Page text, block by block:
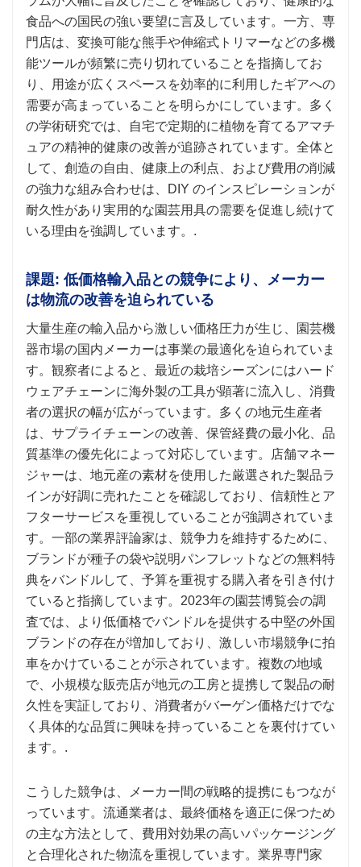
食品への国民の強い要望に言及しています。一方、専
門店は、変換可能な熊手や伸縮式トリマーなどの多機
能ツールが頻繁に売り切れていることを指摘してお
り、用途が広くスペースを効率的に利用したギアへの
需要が高まっていることを明らかにしています。多く
の学術研究では、自宅で定期的に植物を育てるアマチ
ュアの精神的健康の改善が追跡されています。全体と
して、創造の自由、健康上の利点、および費用の削減
の強力な組み合わせは、DIY のインスピレーションが
耐久性があり実用的な園芸用具の需要を促進し続けて
いる理由を強調しています。.
課題: 低価格輸入品との競争により、メーカー
は物流の改善を迫られている
大量生産の輸入品から激しい価格圧力が生じ、園芸機
器市場の国内メーカーは事業の最適化を迫られていま
す。観察者によると、最近の栽培シーズンにはハード
ウェアチェーンに海外製の工具が顕著に流入し、消費
者の選択の幅が広がっています。多くの地元生産者
は、サプライチェーンの改善、保管経費の最小化、品
質基準の優先化によって対応しています。店舗マネー
ジャーは、地元産の素材を使用した厳選された製品ラ
インが好調に売れたことを確認しており、信頼性とア
フターサービスを重視していることが強調されていま
す。一部の業界評論家は、競争力を維持するために、
ブランドが種子の袋や説明パンフレットなどの無料特
典をバンドルして、予算を重視する購入者を引き付け
ていると指摘しています。2023年の園芸博覧会の調
査では、より低価格でバンドルを提供する中堅の外国
ブランドの存在が増加しており、激しい市場競争に拍
車をかけていることが示されています。複数の地域
で、小規模な販売店が地元の工房と提携して製品の耐
久性を実証しており、消費者がバーゲン価格だけでな
く具体的​​な品質に興味を持っていることを裏付けてい
ます。.
こうした競争は、メーカー間の戦略的提携にもつなが
っています。流通業者は、最終価格を適正に保つため
の主な方法として、費用対効果の高いパッケージング
と合理化された物流を重視しています。業界専門家